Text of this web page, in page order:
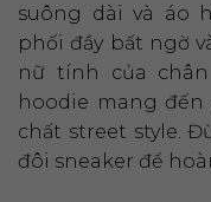
suông dài và áo
phối đầy bất ngờ
nữ tính của
hoodie mang
chất street style.
đôi sneaker để